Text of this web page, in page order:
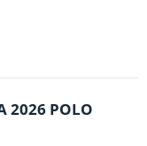
2026 POLO